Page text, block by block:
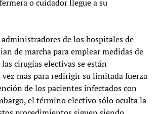
o cuidador llegue a su
de los hospitales de
de marcha para emplear medidas de
cirugías electivas se están
más para redirigir su limitada fuerza
de los pacientes infectados con
el término electivo sólo oculta la